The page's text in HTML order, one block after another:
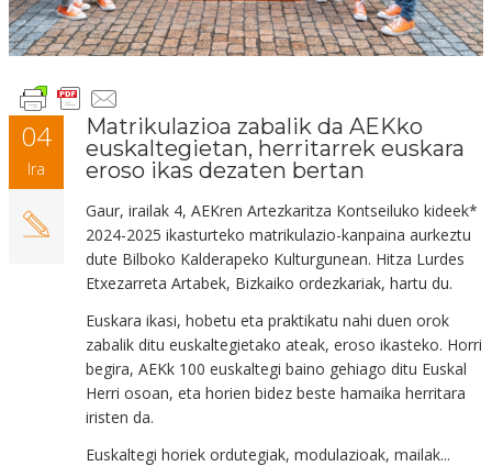
04
Ira
Matrikulazioa zabalik da AEKko
euskaltegietan, herritarrek euskara
eroso ikas dezaten bertan
Gaur, irailak 4, AEKren Artezkaritza Kontseiluko kideek*
2024-2025 ikasturteko matrikulazio-kanpaina aurkeztu
dute Bilboko Kalderapeko Kulturgunean. Hitza Lurdes
Etxezarreta Artabek, Bizkaiko ordezkariak, hartu du.
Euskara ikasi, hobetu eta praktikatu nahi duen orok
zabalik ditu euskaltegietako ateak, eroso ikasteko. Horri
begira, AEKk 100 euskaltegi baino gehiago ditu Euskal
Herri osoan, eta horien bidez beste hamaika herritara
iristen da.
Euskaltegi horiek ordutegiak, modulazioak, mailak...